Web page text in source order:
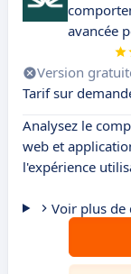
avancée
Version
Tarif sur
Analysez le
web et
l'expérience
Voir plus de